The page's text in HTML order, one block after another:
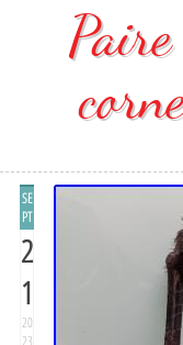
SE
PT
2
1
20
23